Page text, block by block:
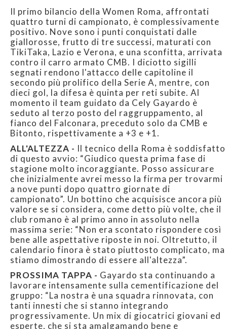
Il primo bilancio della Women Roma, affrontati
quattro turni di campionato, è complessivamente
positivo. Nove sono i punti conquistati dalle
giallorosse, frutto di tre successi, maturati con
TikiTaka, Lazio e Verona, e una sconfitta, arrivata
contro il carro armato CMB. I diciotto sigilli
segnati rendono l'attacco delle capitoline il
secondo più prolifico della Serie A, mentre, con
dieci gol, la difesa è quinta per reti subite. Al
momento il team guidato da Cely Gayardo è
seduto al terzo posto del raggruppamento, al
fianco del Falconara, preceduto solo da CMB e
Bitonto, rispettivamente a +3 e +1.
ALL'ALTEZZA - Il tecnico della Roma è soddisfatto
di questo avvio: “Giudico questa prima fase di
stagione molto incoraggiante. Posso assicurare
che inizialmente avrei messo la firma per trovarmi
a nove punti dopo quattro giornate di
campionato”. Un bottino che acquisisce ancora più
valore se si considera, come detto più volte, che il
club romano è al primo anno in assoluto nella
massima serie: “Non era scontato rispondere così
bene alle aspettative riposte in noi. Oltretutto, il
calendario finora è stato piuttosto complicato, ma
stiamo dimostrando di essere all'altezza”.
PROSSIMA TAPPA - Gayardo sta continuando a
lavorare intensamente sulla cementificazione del
gruppo: “La nostra è una squadra rinnovata, con
tanti innesti che si stanno integrando
progressivamente. Un mix di giocatrici giovani ed
esperte, che si sta amalgamando bene e